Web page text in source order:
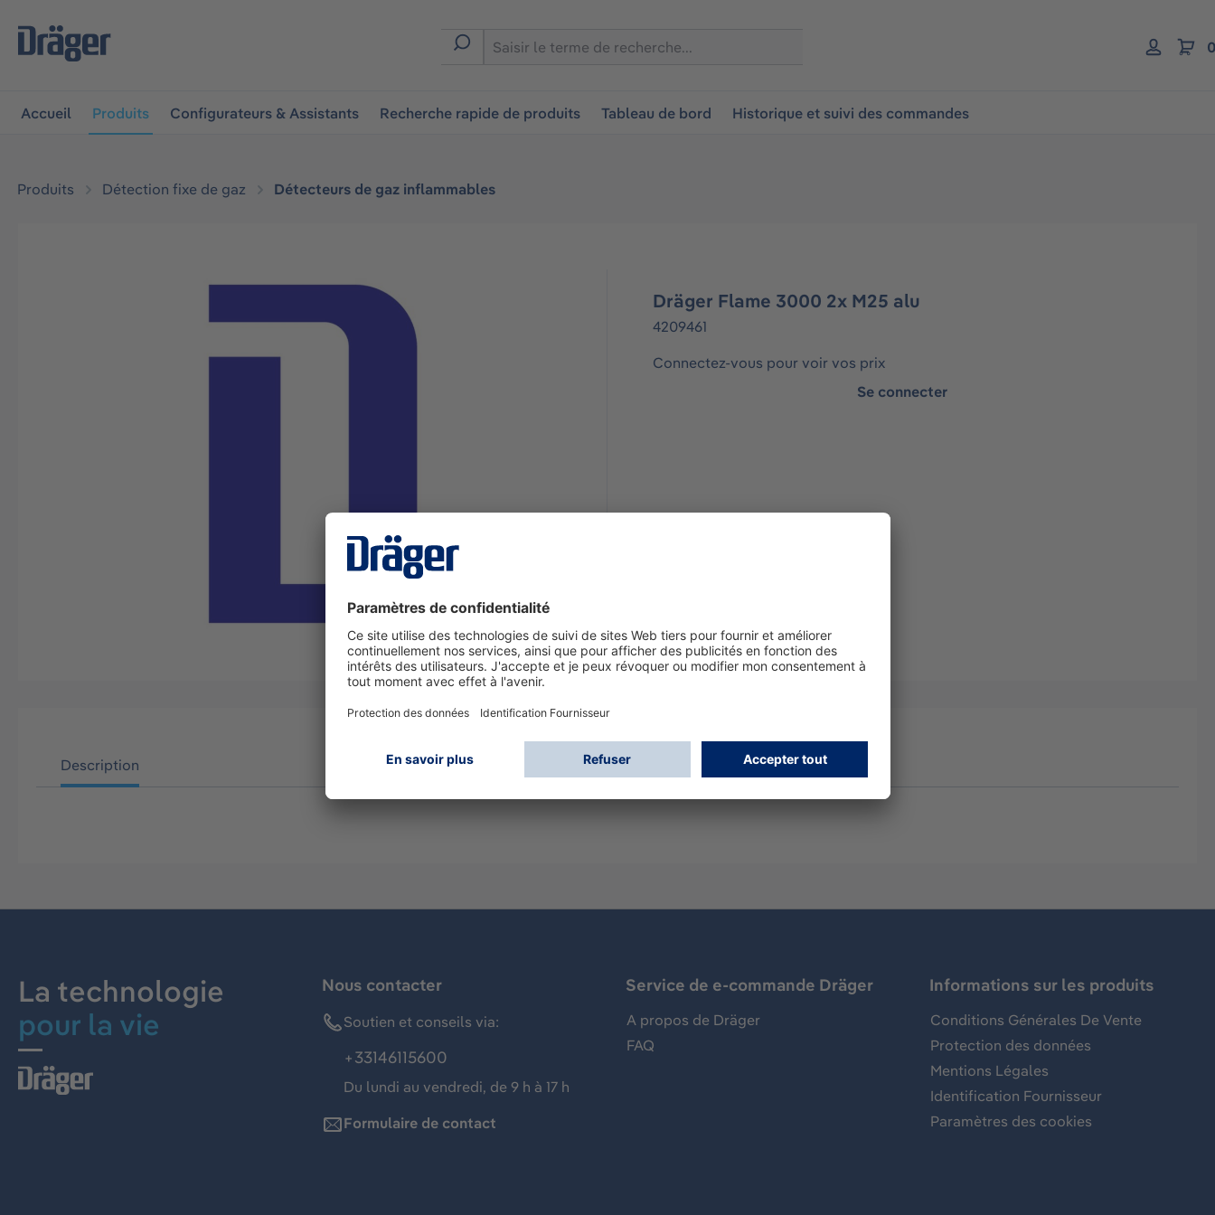
à la navigation principale
Accueil Produits Configurateurs & Assistants Recherche rapide de produits Tableau de bord Historique et suivi des commandes
Produits Détection fixe de gaz Détecteurs de gaz inflammables
Dräger Flame 3000 2x M25 alu
4209461
Connectez-vous pour voir vos prix
Se connecter
Description
La technologie
pour la vie
Nous contacter
Soutien et conseils via:
+33146115600
Du lundi au vendredi, de 9 h à 17 h
Formulaire de contact
Service de e-commande Dräger
A propos de Dräger
FAQ
Informations sur les produits
Conditions Générales De Vente
Protection des données
Mentions Légales
Identification Fournisseur
Paramètres des cookies